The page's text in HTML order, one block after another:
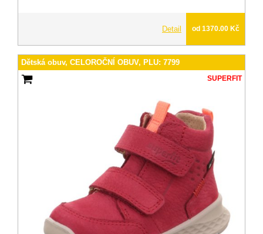
Detail od 1370.00 Kč
Dětská obuv, CELOROČNÍ OBUV, PLU: 7799
SUPERFIT